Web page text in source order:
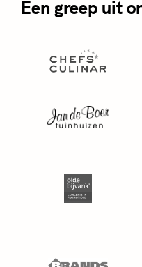
Een greep uit